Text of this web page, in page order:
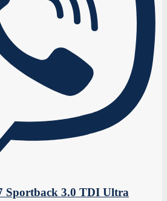
Sportback 3.0 TDI Ultra